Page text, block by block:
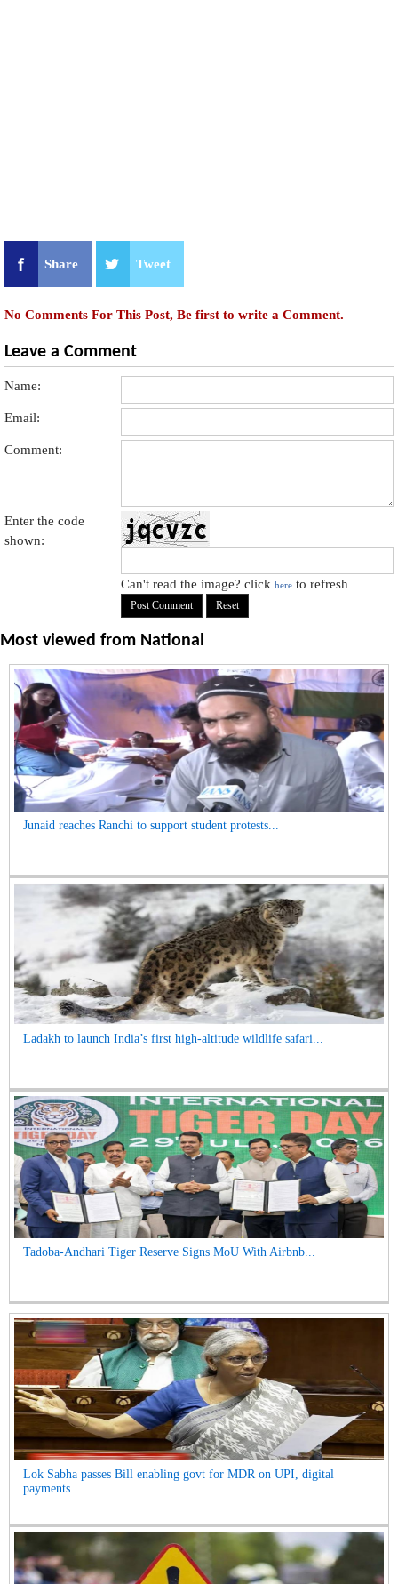
Share Tweet
No Comments For This Post, Be first to write a Comment.
Leave a Comment
Name:
Email:
Comment:
Enter the code
shown:
Can't read the image? clickhere to refresh
Most viewed from National
Junaid reaches Ranchi to support student protests...
Ladakh to launch India’s first high-altitude wildlife safari...
Tadoba-Andhari Tiger Reserve Signs MoU With Airbnb...
Lok Sabha passes Bill enabling govt for MDR on UPI, digital
payments...